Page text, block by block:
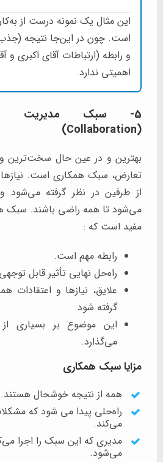
این مثال یک نمونه درست از
است. چون در این‌جا نتیجه
و رابطه (ارتباطات آقای اکبری و
اهمیتی ندارد.
5- سبک مدیریت
(Collaboration)
بهترین و در عین حال سخت‌ترین
تعارض، سبک همکاری است.
از طرفین در نظر گرفته می‌شود
می‌شود تا همه راضی باشند. سبک
مفید است که :
رابطه مهم است.
راه‌حل نهایی تأثیر قابل
علایق، نیازها و اعتقادات
گرفته شود.
این موضوع بر بسیاری
می‌گذارد.
مزایا سبک همکاری
همه از نتیجه خوشحال هستند.
راه‌حلی پیدا می شود که
می‌کند.
مدیری که این سبک را اجرا
می‌شود.